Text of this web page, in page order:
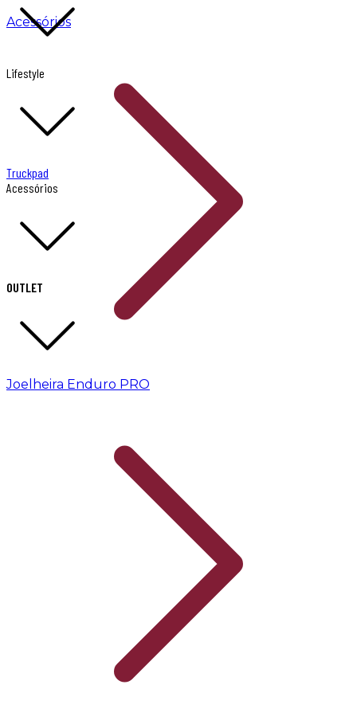
Lifestyle
Truckpad
Acessórios
OUTLET
Acessórios
Joelheira Enduro PRO